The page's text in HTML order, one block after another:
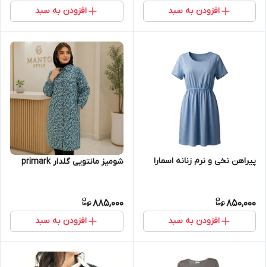
افزودن به سبد افزودن به سبد
پیراهن نخی و نرم زنانه اسمارا
850,000
افزودن به سبد
شومیز مانتویی گلدار primark
885,000
افزودن به سبد